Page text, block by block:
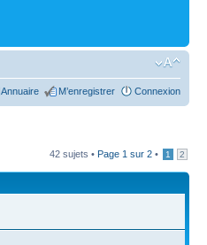
Annuaire M’enregistrer Connexion
42 sujets • Page 1 sur 2 • 1 2